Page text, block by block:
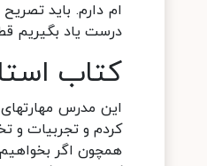
ام دارم. باید
درست یاد بگیریم
کتاب
این مدرس
کردم و تجربیات و
همچون اگر بخواهیم